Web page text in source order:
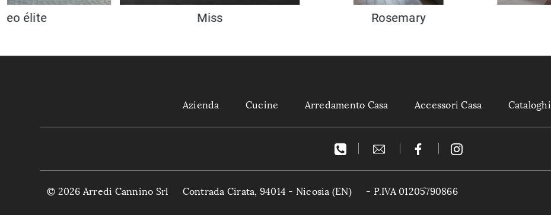
élite Miss Rosemary
Azienda Cucine Arredamento Casa Accessori Casa Cataloghi
© 2026 Arredi Cannino Srl Contrada Cirata, 94014 - Nicosia (EN) - P.IVA 01205790866